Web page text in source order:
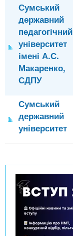
Сумський
державний
педагогічний
університет
імені А.С.
Макаренко,
СДПУ
Сумський
державний
університет